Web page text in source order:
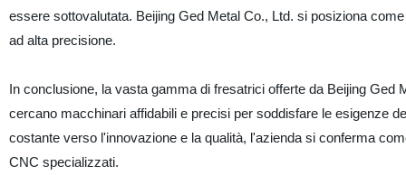
essere sottovalutata. Beijing Ged Metal Co., Ltd. si posiziona
ad alta precisione.
In conclusione, la vasta gamma di fresatrici offerte da Beijing
cercano macchinari affidabili e precisi per soddisfare le esigenze
costante verso l'innovazione e la qualità, l'azienda si conferma
CNC specializzati.